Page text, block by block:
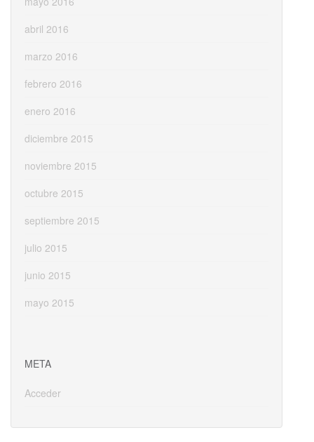
abril 2016
marzo 2016
febrero 2016
enero 2016
diciembre 2015
noviembre 2015
octubre 2015
septiembre 2015
julio 2015
junio 2015
mayo 2015
META
Acceder